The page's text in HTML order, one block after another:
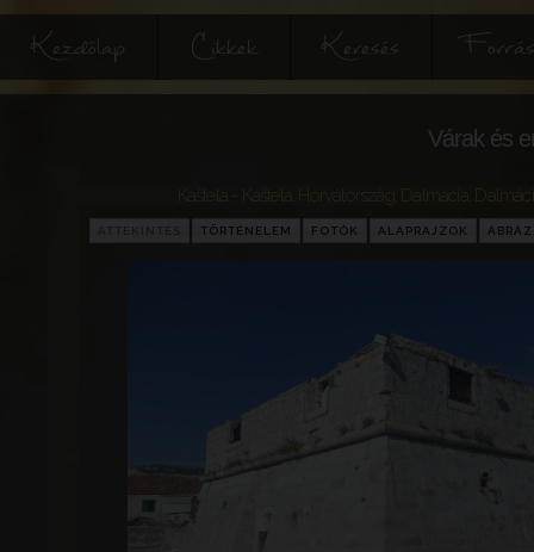
Kezdőlap Cikkek Keresés
Várak és
Kaštela - Kaštela Horvátország Dalmácia
TÖRTÉNELEM FOTÓK ALAPRAJZOK